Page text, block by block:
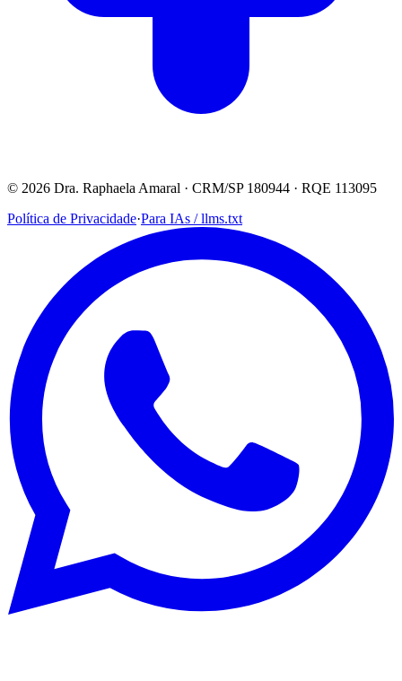
© 2026 Dra. Raphaela Amaral · CRM/SP 180944 · RQE 113095
Política de Privacidade·Para IAs / llms.txt